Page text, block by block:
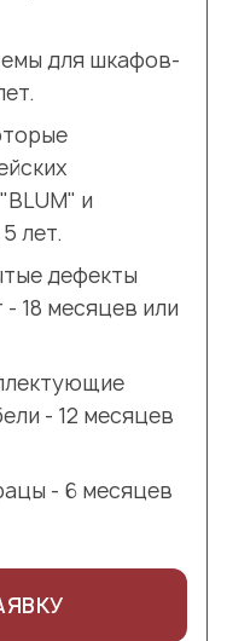
для шкафов-
и
лет.
дефекты
18 месяцев или
- 12 месяцев
- 6 месяцев